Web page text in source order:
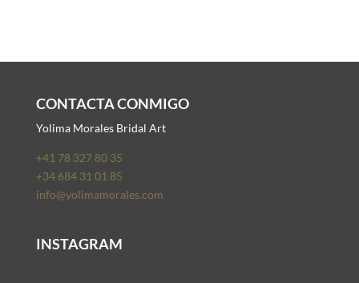
CONTACTA CONMIGO
Yolima Morales Bridal Art
+41 78 327 80 35
+34 684 31 01 85
info@yolimamorales.com
INSTAGRAM